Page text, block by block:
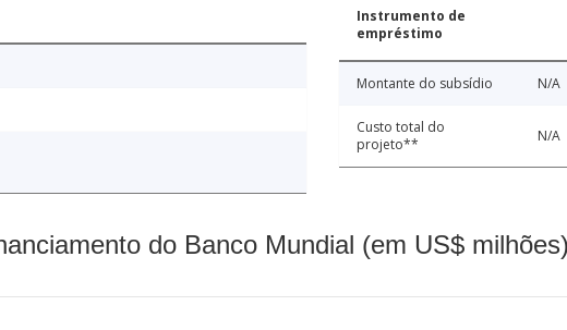
Instrumento de
empréstimo
Montante do subsídio N/A
Custo total do
projeto**
N/A
do Banco Mundial (em US$